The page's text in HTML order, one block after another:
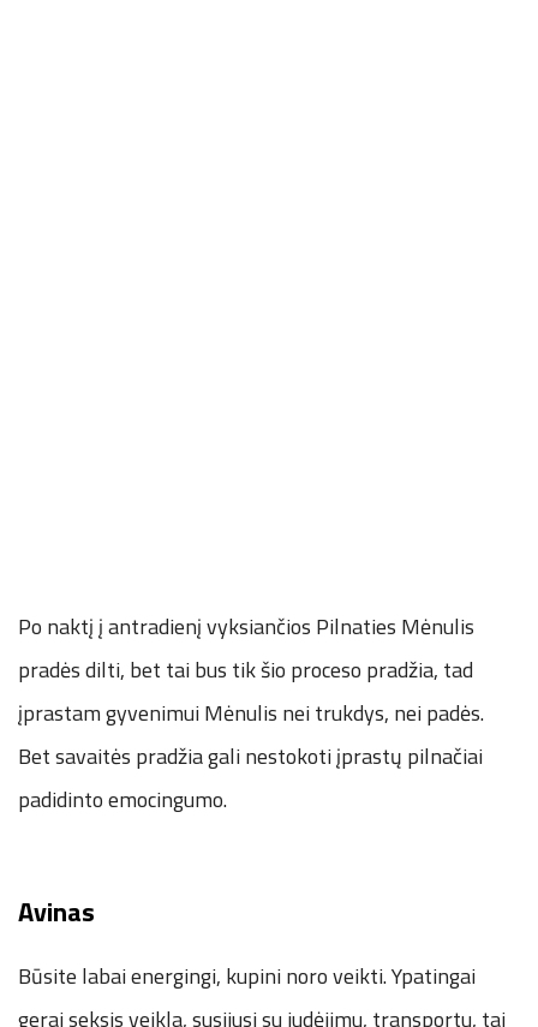
Po naktį į antradienį vyksiančios Pilnaties Mėnulis
pradės dilti, bet tai bus tik šio proceso pradžia, tad
įprastam gyvenimui Mėnulis nei trukdys, nei padės.
Bet savaitės pradžia gali nestokoti įprastų pilnačiai
padidinto emocingumo.
Avinas
Būsite labai energingi, kupini noro veikti. Ypatingai
gerai seksis veikla, susijusi su judėjimu, transportu, tai